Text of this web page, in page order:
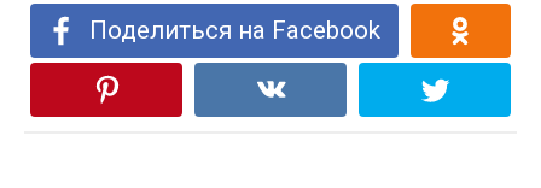
Поделиться на Facebook